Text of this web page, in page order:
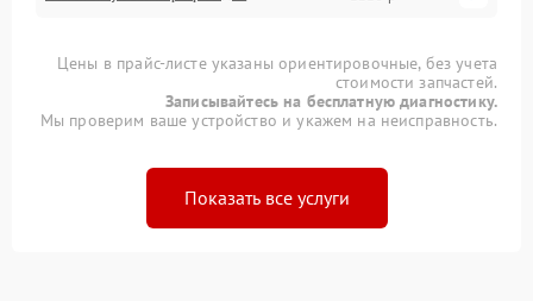
Цены в прайс-листе указаны ориентировочные, без учета
стоимости запчастей.
Записывайтесь на бесплатную диагностику.
Мы проверим ваше устройство и укажем на неисправность.
Показать все услуги